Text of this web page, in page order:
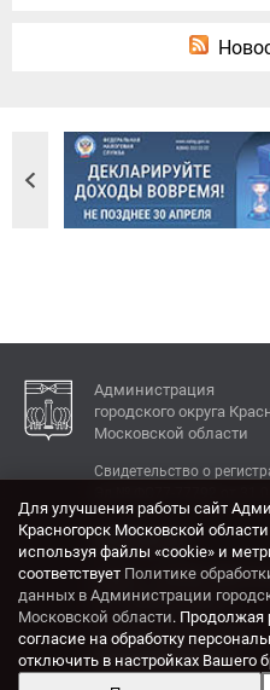
Администрация
городского округа
Московской области
Свидетельство о
КОНТАКТЫ
Адрес: 143404,
ул. Ленина, дом 4.
Электронная почта:
krasrn@mosreg.ru
Для улучшения работы сайт
Красногорск Московской
используя файлы «cookie» и
соответствует Политике
данных в Администрации
Московской области. Продолжая
согласие на обработку
отключить в настройках Вашего